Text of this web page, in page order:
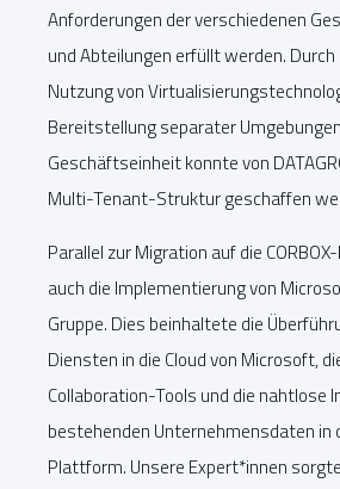
Anforderungen der verschiedenen
und Abteilungen erfüllt werden.
Nutzung von
Bereitstellung separater
Geschäftseinheit konnte von
Multi-Tenant-Struktur geschaffen
Parallel zur Migration auf die
auch die Implementierung von
Gruppe. Dies beinhaltete die
Diensten in die Cloud von Microsoft,
Collaboration-Tools und die nahtlose
bestehenden Unternehmensdaten in
Plattform. Unsere Expert*innen